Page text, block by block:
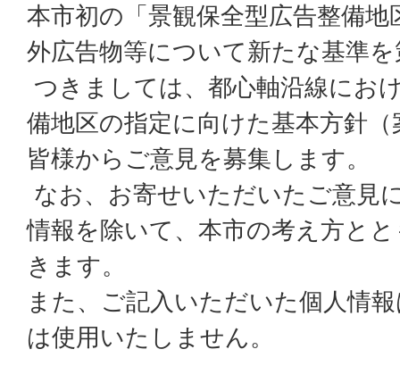
本市初の「景観保全型広告整備
外広告物等について新たな基準
つきましては、都心軸沿線にお
備地区の指定に向けた基本方針
皆様からご意見を募集します。
なお、お寄せいただいたご意見
情報を除いて、本市の考え方と
きます。
また、ご記入いただいた個人情
は使用いたしません。